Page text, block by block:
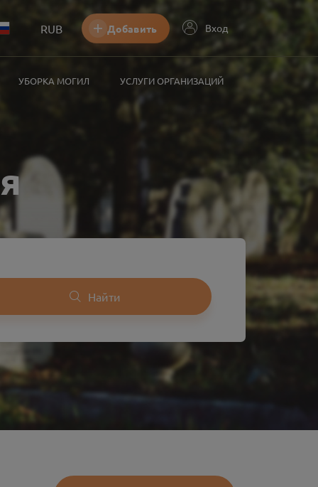
RUB Добавить Вход
УБОРКА МОГИЛ УСЛУГИ ОРГАНИЗАЦИЙ
Найти